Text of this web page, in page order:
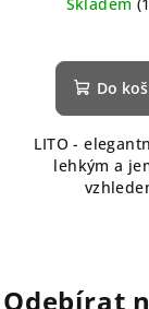
Do
LITO -
lehkým a
Odebírat